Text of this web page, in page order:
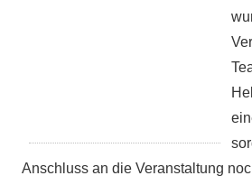
Anschluss an die Veranstaltung